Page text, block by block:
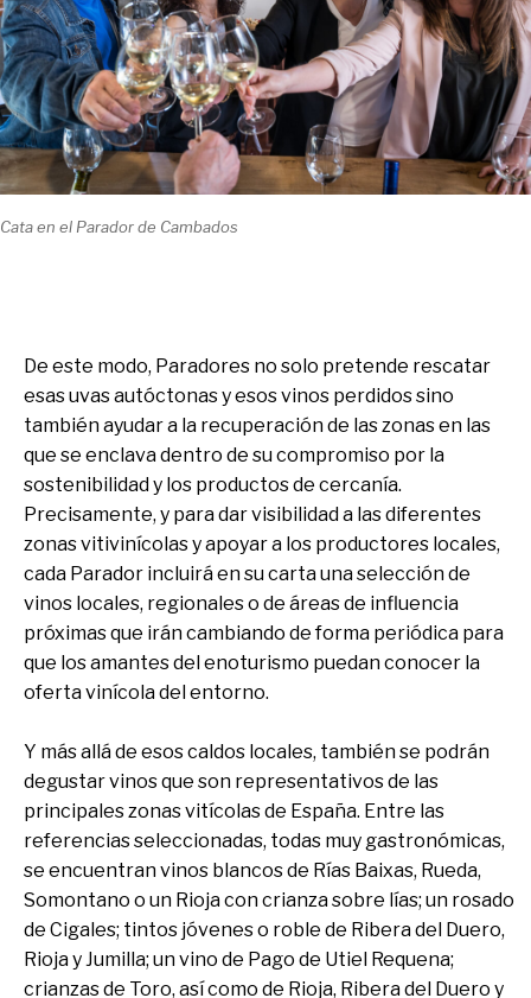
Cata en el Parador de Cambados
De este modo, Paradores no solo pretende rescatar
esas uvas autóctonas y esos vinos perdidos sino
también ayudar a la recuperación de las zonas en las
que se enclava dentro de su compromiso por la
sostenibilidad y los productos de cercanía.
Precisamente, y para dar visibilidad a las diferentes
zonas vitivinícolas y apoyar a los productores locales,
cada Parador incluirá en su carta una selección de
vinos locales, regionales o de áreas de influencia
próximas que irán cambiando de forma periódica para
que los amantes del enoturismo puedan conocer la
oferta vinícola del entorno.
Y más allá de esos caldos locales, también se podrán
degustar vinos que son representativos de las
principales zonas vitícolas de España. Entre las
referencias seleccionadas, todas muy gastronómicas,
se encuentran vinos blancos de Rías Baixas, Rueda,
Somontano o un Rioja con crianza sobre lías; un rosado
de Cigales; tintos jóvenes o roble de Ribera del Duero,
Rioja y Jumilla; un vino de Pago de Utiel Requena;
crianzas de Toro, así como de Rioja, Ribera del Duero y